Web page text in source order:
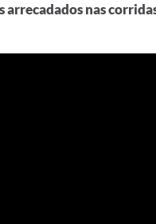
arrecadados nas